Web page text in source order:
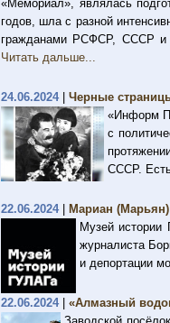
«Мемориал», являлась
годов, шла с разной
гражданами РСФСР, СССР и
Читать дальше...
24.06.2024| Черные
«Информ
с
СССР. Есть
22.06.2024|
Мариан
Музей истории
журналиста
и депортации
22.06.2024| «Алмазный